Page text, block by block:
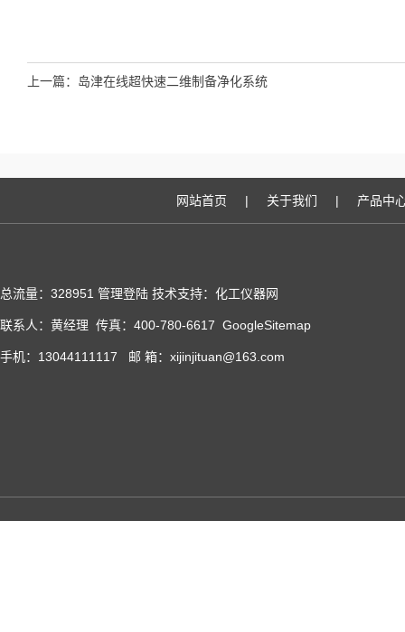
上一篇： 岛津在线超快速二维制备净化系统
网站首页 | 关于我们 | 产品中
总流量：328951 管理登陆 技术支持：化工仪器网
联系人：黄经理 传真：400-780-6617 GoogleSitemap
手机：13044111117 邮 箱：xijinjituan@163.com